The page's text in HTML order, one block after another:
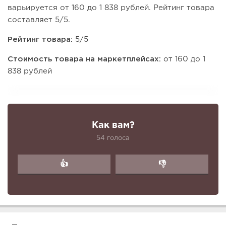
варьируется от 160 до 1 838 рублей. Рейтинг товара
составляет 5/5.
Рейтинг товара: 5/5
Стоимость товара на маркетплейсах: от 160 до 1
838 рублей
Как вам?
54 голоса
👍 👎